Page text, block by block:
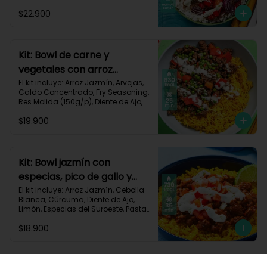
Suroeste, Pimentón Rojo, Sour
Proteínas 44g
$22.900
Kit: Bowl de carne y
vegetales con arroz
dorado-94
El kit incluye: Arroz Jazmín, Arvejas,
Caldo Concentrado, Fry Seasoning,
Res Molida (150g/p), Diente de Ajo,
Rojo, Receta Impresa.
$19.900
Kit: Bowl jazmín con
especias, pico de gallo y
crema de limón-82
El kit incluye: Arroz Jazmín, Cebolla
Blanca, Cúrcuma, Diente de Ajo,
Limón, Especias del Suroeste, Pasta
Sour Cream, Tomate, Receta
$18.900